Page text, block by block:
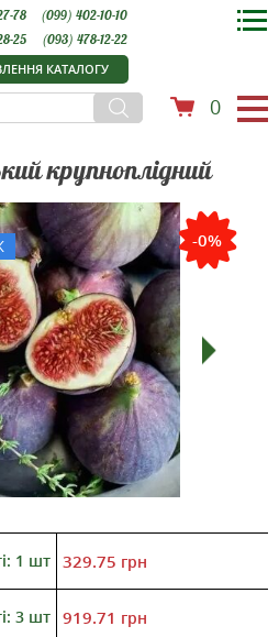
КАТАЛОГУ
0
78
(099) 402-10-10
25
(093) 478-12-22
крупноплідний
-0%
1 шт 329.75 грн
3 шт 919.71 грн